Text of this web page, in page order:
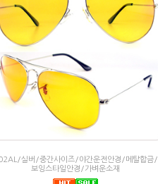
실버/중간사이즈/야간운전안경/메탈합금/
보잉스타일안경/가벼운소재